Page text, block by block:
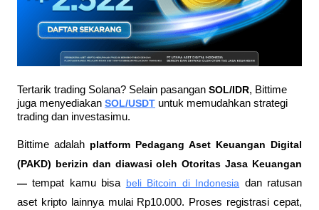
Tertarik trading Solana? Selain pasangan SOL/IDR, Bittime
juga menyediakan SOL/USDT untuk memudahkan strategi
trading dan investasimu.
Bittime adalah platform Pedagang Aset Keuangan Digital
(PAKD) berizin dan diawasi oleh Otoritas Jasa Keuangan
— tempat kamu bisa beli Bitcoin di Indonesia dan ratusan
aset kripto lainnya mulai Rp10.000. Proses registrasi cepat,